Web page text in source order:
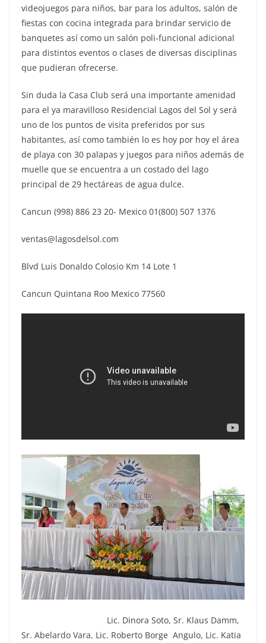
videojuegos para niños, bar para los adultos, salón de
fiestas con cocina integrada para brindar servicio de
banquetes así como un salón poli-funcional adicional
para distintos eventos o clases de diversas disciplinas
que pudieran ofrecerse.
Sin duda la Casa Club será una importante amenidad
para el ya maravilloso Residencial Lagos del Sol y será
uno de los puntos de visita preferidos por sus
habitantes, así como también lo es hoy por hoy el área
de playa con 30 palapas y juegos para niños además de
muelle que se encuentra a un costado del lago
principal de 29 hectáreas de agua dulce.
Cancun (998) 886 23 20- Mexico 01(800) 507 1376
ventas@lagosdelsol.com
Blvd Luis Donaldo Colosio Km 14 Lote 1
Cancun Quintana Roo Mexico 77560
Lic. Dinora Soto, Sr. Klaus Damm,
Sr. Abelardo Vara, Lic. Roberto Borge Angulo, Lic. Katia